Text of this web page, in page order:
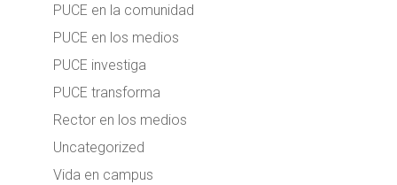
PUCE en la comunidad
PUCE en los medios
PUCE investiga
PUCE transforma
Rector en los medios
Uncategorized
Vida en campus